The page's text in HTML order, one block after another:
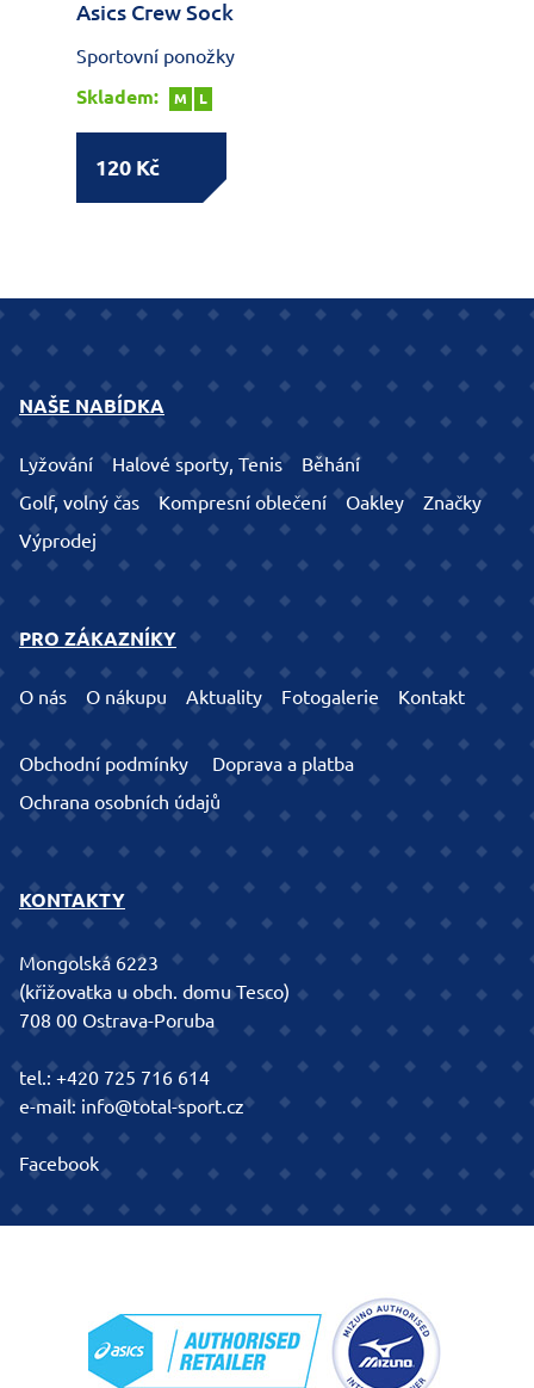
Asics Crew Sock
Sportovní ponožky
Skladem:
M L
120 Kč
NAŠE NABÍDKA
Lyžování Halové sporty, Tenis
Běhání
Golf, volný čas
Kompresní oblečení Oakley
Značky
Výprodej
PRO ZÁKAZNÍKY
O nás O nákupu Aktuality Fotogalerie Kontakt
Obchodní podmínky
Doprava a platba
Ochrana osobních údajů
KONTAKTY
Mongolská 6223
(křižovatka u obch. domu Tesco)
708 00 Ostrava-Poruba
tel.:+420 725 716 614
e-mail: info@total-sport.cz
Facebook